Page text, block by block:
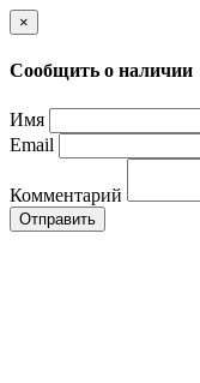
×
Сообщить о наличии
Имя
Email
Комментарий
Отправить